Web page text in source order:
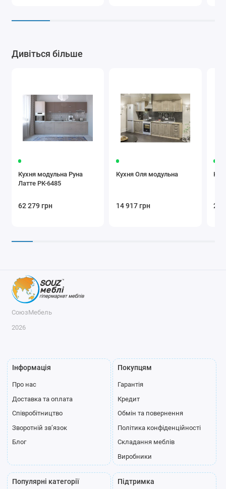
Дивіться більше
Кухня модульна Руна
Латте РК-6485
62 279 грн
Кухня Оля модульна
14 917 грн 24
СоюзМебель
2026
Інформація
Про нас
Доставка та оплата
Співробітництво
Зворотній зв’язок
Блог
Покупцям
Гарантія
Кредит
Обмін та повернення
Політика конфіденційності
Складання меблів
Виробники
Популярні категорії Підтримка